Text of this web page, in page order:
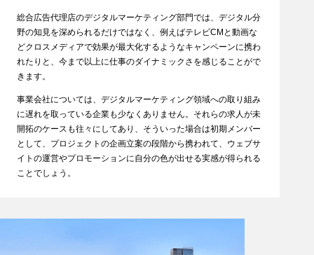
総合広告代理店のデジタルマーケティング部門では、デジタル分
野の知見を深められるだけではなく、例えばテレビCMと動画な
どクロスメディアで効果が最大化するようなキャンペーンに携わ
れたりと、今まで以上に仕事のダイナミックさを感じることがで
きます。
事業会社については、デジタルマーケティング領域への取り組み
に遅れを取っている企業も少なくありません。それらの求人が未
開拓のケースも往々にしてあり、そういった場合は初期メンバー
として、プロジェクトの企画立案の段階から携われて、ウェブサ
イトの運営やプロモーションに自分の色が出せる実感が得られる
ことでしょう。